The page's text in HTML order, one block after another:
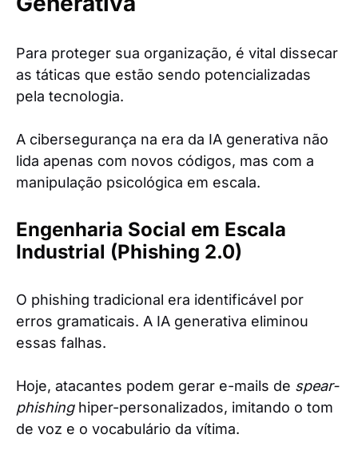
Para proteger sua organização, é vital dissecar
as táticas que estão sendo potencializadas
pela tecnologia.
A cibersegurança na era da IA generativa não
lida apenas com novos códigos, mas com a
manipulação psicológica em escala.
Engenharia Social em Escala
Industrial (Phishing 2.0)
O phishing tradicional era identificável por
erros gramaticais. A IA generativa eliminou
essas falhas.
Hoje, atacantes podem gerar e-mails de spear-
phishinghiper-personalizados, imitando o tom
de voz e o vocabulário da vítima.